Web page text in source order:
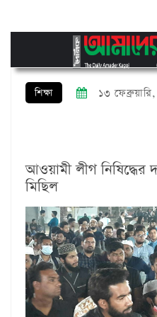
শিক্ষা ১৩
আওয়ামী লীগ নিষিদ্ধের
মিছিল